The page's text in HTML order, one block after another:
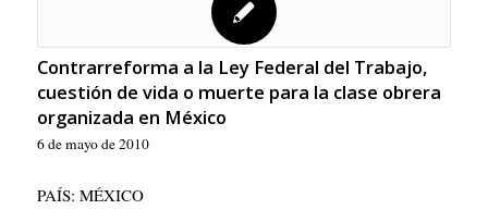
Contrarreforma a la Ley Federal del Trabajo,
cuestión de vida o muerte para la clase obrera
organizada en México
6 de mayo de 2010
PAÍS: MÉXICO